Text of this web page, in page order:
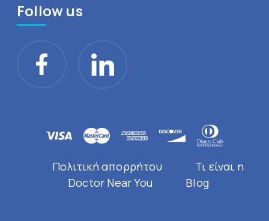
Follow us
Πολιτική απορρήτου
Τι είναι η
Doctor Near You
Blog